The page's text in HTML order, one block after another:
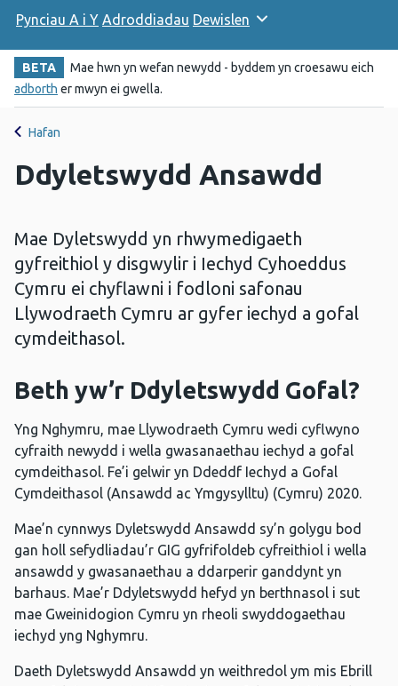
Pynciau A i Y Adroddiadau Dewislen
BETA
Mae hwn yn wefan newydd - byddem yn croesawu eich
adborth er mwyn ei gwella.
Hafan
Ddyletswydd Ansawdd
Mae Dyletswydd yn rhwymedigaeth
gyfreithiol y disgwylir i Iechyd Cyhoeddus
Cymru ei chyflawni i fodloni safonau
Llywodraeth Cymru ar gyfer iechyd a gofal
cymdeithasol.
Beth yw’r Ddyletswydd Gofal?
Yng Nghymru, mae Llywodraeth Cymru wedi cyflwyno
cyfraith newydd i wella gwasanaethau iechyd a gofal
cymdeithasol. Fe’i gelwir yn Ddeddf Iechyd a Gofal
Cymdeithasol (Ansawdd ac Ymgysylltu) (Cymru) 2020.
Mae’n cynnwys Dyletswydd Ansawdd sy’n golygu bod
gan holl sefydliadau’r GIG gyfrifoldeb cyfreithiol i wella
ansawdd y gwasanaethau a ddarperir ganddynt yn
barhaus. Mae’r Ddyletswydd hefyd yn berthnasol i sut
mae Gweinidogion Cymru yn rheoli swyddogaethau
iechyd yng Nghymru.
Daeth Dyletswydd Ansawdd yn weithredol ym mis Ebrill